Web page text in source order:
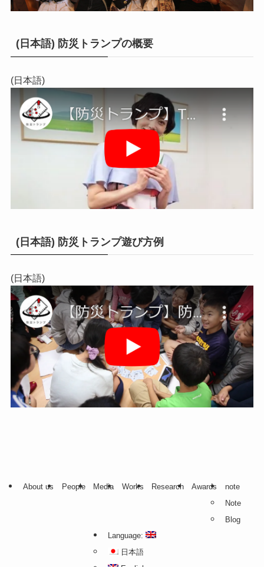
(日本語) 防災トランプの概要
(日本語)
(日本語) 防災トランプ遊び方例
(日本語)
About us People Media Works Research Awards
note
Note
Blog
Language:
日本語